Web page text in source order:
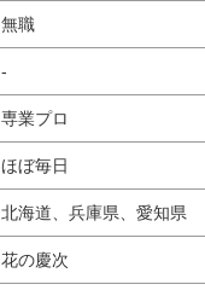
無職
-
専業プロ
ほぼ毎日
北海道、兵庫県、愛知県
花の慶次